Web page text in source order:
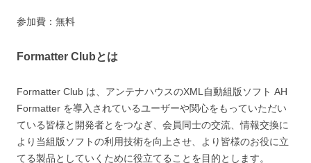
参加費：無料
Formatter Clubとは
Formatter Club は、アンテナハウスのXML自動組版ソフト AH
Formatter を導入されているユーザーや関心をもっていただい
ている皆様と開発者とをつなぎ、会員同士の交流、情報交換に
より当組版ソフトの利用技術を向上させ、より皆様のお役に立
てる製品としていくために役立てることを目的とします。